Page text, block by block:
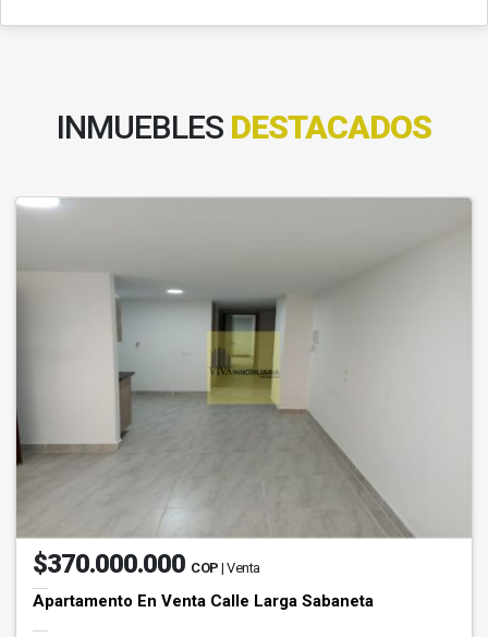
INMUEBLES DESTACADOS
$370.000.000 COP | Venta
Apartamento En Venta Calle Larga Sabaneta